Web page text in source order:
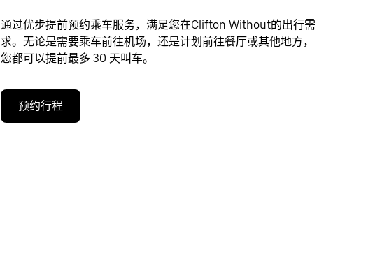
通过优步提前预约乘车服务，满足您在Clifton Without的出行需
求。无论是需要乘车前往机场，还是计划前往餐厅或其他地方，
您都可以提前最多 30 天叫车。
预约行程